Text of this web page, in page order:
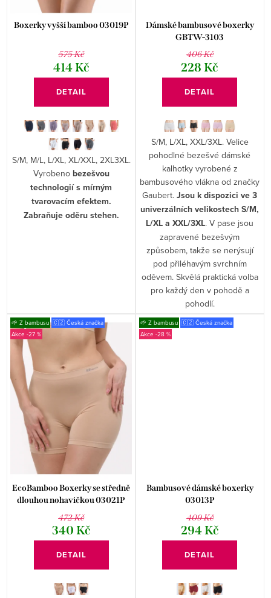
k
d
Boxerky vyšší bamboo 03019P
575 Kč
414 Kč
DETAIL
S/M, M/L, L/XL, XL/XXL, 2XL3XL.
Vyrobeno bezešvou
technologií s mírným
tvarovacím efektem.
Zabraňuje oděru stehen.
Dámské bambusové boxerky
GBTW-3103
406 Kč
228 Kč
DETAIL
S/M, L/XL, XXL/3XL. Velice
pohodlné bezešvé dámské
kalhotky vyrobené z
bambusového vlákna od značky
Gaubert.Jsou k dispozici ve 3
univerzálních velikostech S/M,
L/XL a XXL/3XL. V pase jsou
zapravené bezešvým
způsobem, takže se nerýsují
pod přiléhavým svrchním
oděvem. Skvělá praktická volba
pro každý den v pohodě a
pohodlí.
🌱 Z bambusu 🇨🇿 Česká značka
-27 %
EcoBamboo Boxerky se středně
dlouhou nohavičkou 03021P
472 Kč
340 Kč
DETAIL
🌱 Z bambusu 🇨🇿 Česká značka
-28 %
Bambusové dámské boxerky
03013P
409 Kč
294 Kč
DETAIL